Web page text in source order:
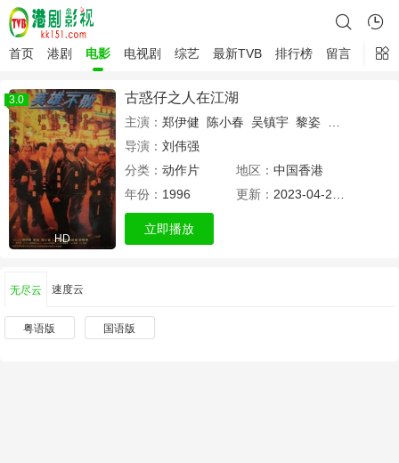
首页 港剧 电影 电视剧 综艺 最新TVB 排行榜 留言
3.0
HD
古惑仔之人在江湖
主演： 郑伊健 陈小春 吴镇宇 黎姿
导演： 刘伟强
分类： 动作片 地区： 中国香港
年份： 1996 更新： 2023-04-21 14:12
立即播放
无尽云 速度云
粤语版 国语版